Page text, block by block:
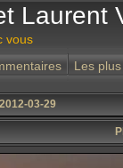
Laurent
vous
Les
03-29